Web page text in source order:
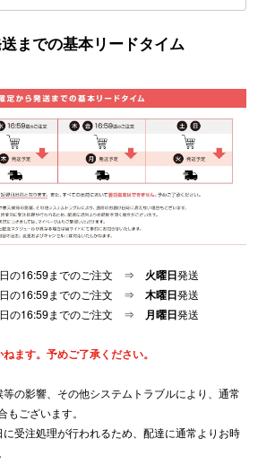
までの基本リードタイム
日の16:59までのご注文 ⇒ 火曜日発送
日の16:59までのご注文 ⇒ 木曜日発送
日の16:59までのご注文 ⇒ 月曜日発送
ます。予めご了承ください。
の影響、その他システムトラブルにより、通常
ございます。
受注処理が行われるため、配達に通常よりお時